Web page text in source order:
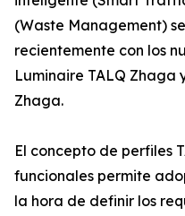
(Waste Management)
recientemente con los
Luminaire TALQ Zhaga
Zhaga.
El concepto de perfiles
funcionales permite
la hora de definir los